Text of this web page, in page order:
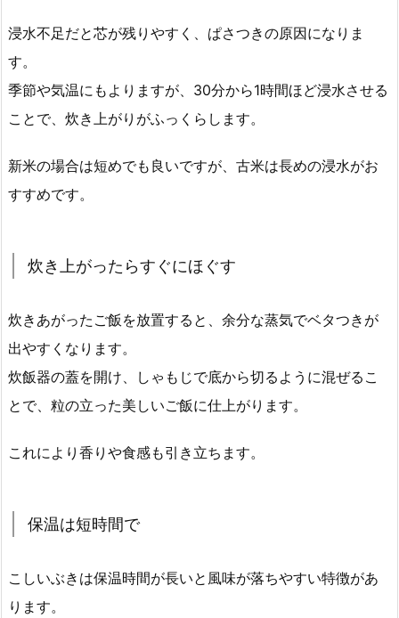
浸水不足だと芯が残りやすく、ぱさつきの原因になりま
す。
季節や気温にもよりますが、30分から1時間ほど浸水させる
ことで、炊き上がりがふっくらします。
新米の場合は短めでも良いですが、古米は長めの浸水がお
すすめです。
炊き上がったらすぐにほぐす
炊きあがったご飯を放置すると、余分な蒸気でベタつきが
出やすくなります。
炊飯器の蓋を開け、しゃもじで底から切るように混ぜるこ
とで、粒の立った美しいご飯に仕上がります。
これにより香りや食感も引き立ちます。
保温は短時間で
こしいぶきは保温時間が長いと風味が落ちやすい特徴があ
ります。